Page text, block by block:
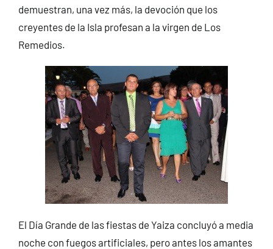
demuestran, una vez más, la devoción que los
creyentes de la Isla profesan a la virgen de Los
Remedios.
El Día Grande de las fiestas de Yaiza concluyó a media
noche con fuegos artificiales, pero antes los amantes